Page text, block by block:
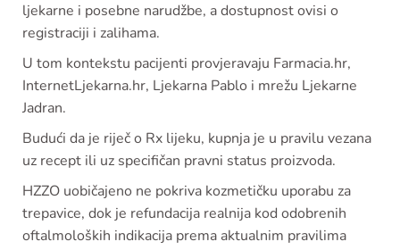
ljekarne i posebne narudžbe, a dostupnost ovisi o
registraciji i zalihama.
U tom kontekstu pacijenti provjeravaju Farmacia.hr,
InternetLjekarna.hr, Ljekarna Pablo i mrežu Ljekarne
Jadran.
Budući da je riječ o Rx lijeku, kupnja je u pravilu vezana
uz recept ili uz specifičan pravni status proizvoda.
HZZO uobičajeno ne pokriva kozmetičku uporabu za
trepavice, dok je refundacija realnija kod odobrenih
oftalmoloških indikacija prema aktualnim pravilima